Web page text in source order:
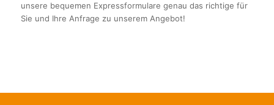
unsere bequemen Expressformulare genau das richtige für
Sie und Ihre Anfrage zu unserem Angebot!